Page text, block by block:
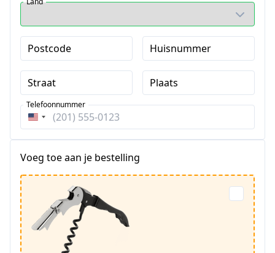
Postcode Huisnummer
Straat Plaats
Verenigde
Telefoonnummer
Voeg toe aan je bestelling